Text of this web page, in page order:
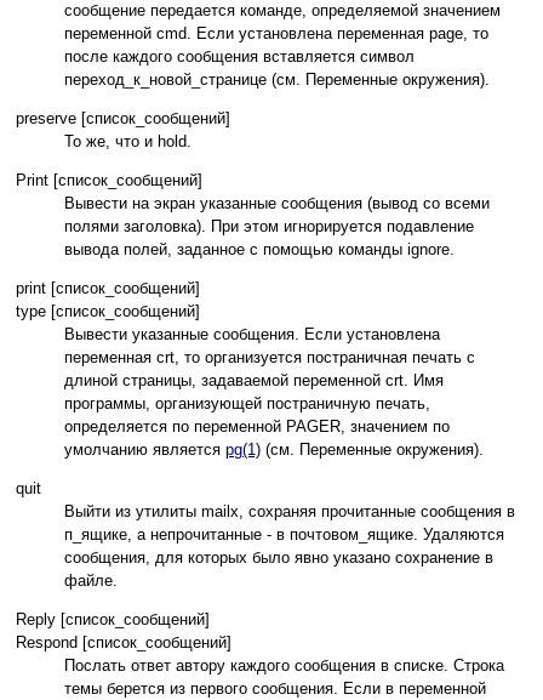
сообщение передается команде, определяемой значением
переменной cmd. Если установлена переменная page, то
после каждого сообщения вставляется символ
переход_к_новой_странице (см. Переменные окружения).
preserve [список_сообщений]
То же, что и hold.
Print [список_сообщений]
Вывести на экран указанные сообщения (вывод со всеми
полями заголовка). При этом игнорируется подавление
вывода полей, заданное с помощью команды ignore.
print [список_сообщений]
type [список_сообщений]
Вывести указанные сообщения. Если установлена
переменная crt, то организуется постраничная печать с
длиной страницы, задаваемой переменной crt. Имя
программы, организующей постраничную печать,
определяется по переменной PAGER, значением по
умолчанию является pg(1) (см. Переменные окружения).
quit
Выйти из утилиты mailx, сохраняя прочитанные сообщения в
п_ящике, а непрочитанные - в почтовом_ящике. Удаляются
сообщения, для которых было явно указано сохранение в
файле.
Reply [список_сообщений]
Respond [список_сообщений]
Послать ответ автору каждого сообщения в списке. Строка
темы берется из первого сообщения. Если в переменной